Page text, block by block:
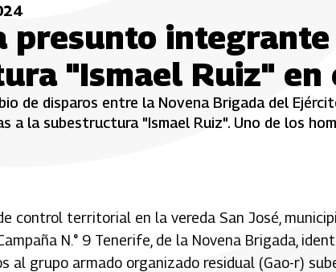
presunto
"Ismael Ruiz" en
de disparos entre la Novena Brigada del
a la subestructura "Ismael Ruiz". Uno de los
control territorial en la vereda San José,
N.° 9 Tenerife, de la Novena Brigada,
al grupo armado organizado residual (Gao-r)